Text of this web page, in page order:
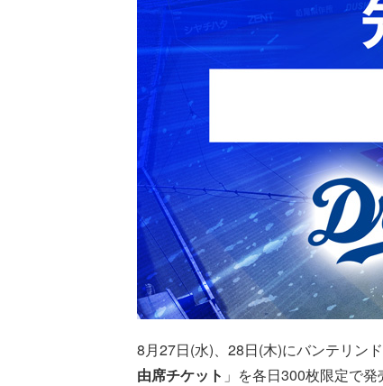
8月27日(水)、28日(木)にバンテリン
由席チケット 」を各日300枚限定で発